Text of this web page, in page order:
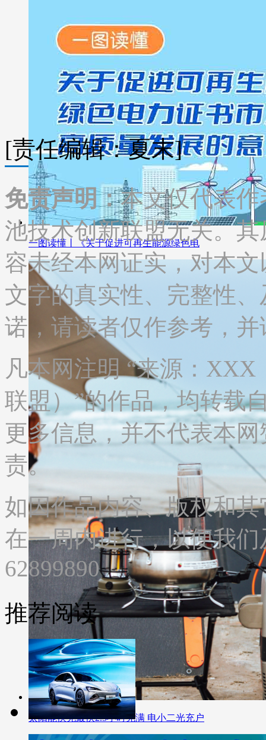
一图读懂丨《关于促进可再生能源绿色电
太阳能快充最快2.5小时充满 电小二光充户
[责任编辑：夏末]
免责声明：本文仅代表
池技术创新联盟无关。
容未经本网证实，对本
文字的真实性、完整性
诺，请读者仅作参考，
凡本网注明 “来源：
联盟）”的作品，均转载
更多信息，并不代表本
责。
如因作品内容、版权和
在一周内进行，以便我
62899890
推荐阅读